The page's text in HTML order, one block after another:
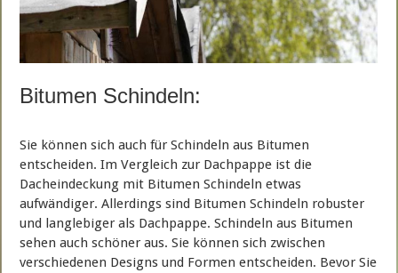
Bitumen Schindeln:
Sie können sich auch für Schindeln aus Bitumen
entscheiden. Im Vergleich zur Dachpappe ist die
Dacheindeckung mit Bitumen Schindeln etwas
aufwändiger. Allerdings sind Bitumen Schindeln robuster
und langlebiger als Dachpappe. Schindeln aus Bitumen
sehen auch schöner aus. Sie können sich zwischen
verschiedenen Designs und Formen entscheiden. Bevor Sie